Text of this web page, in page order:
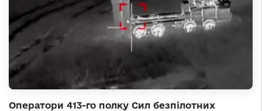
Оператори 413-го полку Сил безпілотних